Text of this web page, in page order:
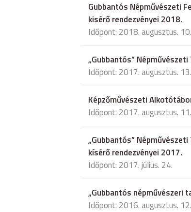
Gubbantós Népművészeti
kisérő rendezvényei 2018.
Időpont: 2018. augusztus. 10.
„Gubbantós”
Időpont: 2017. augusztus. 13.
Képzőművészeti
Időpont: 2017. augusztus. 11.
„Gubbantós”
kísérő rendezvényei 2017.
Időpont: 2017. július. 24.
„Gubbantós népművészeri
Időpont: 2016. augusztus. 12.